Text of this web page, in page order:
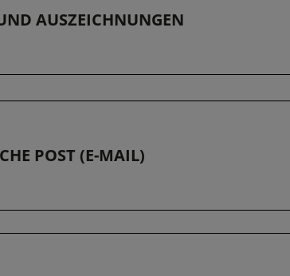
AUSZEICHNUNGEN
POST (E-MAIL)